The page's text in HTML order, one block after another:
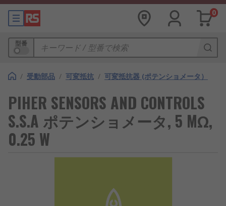
0
型番
/ 受動部品 / 可変抵抗 / 可変抵抗器 (ポテンショメータ）
PIHER SENSORS AND CONTROLS
S.S.A ポテンショメータ, 5 MΩ,
0.25 W